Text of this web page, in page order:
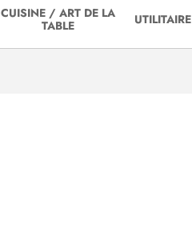
CUISINE / ART DE LA
TABLE
UTILITAIRE